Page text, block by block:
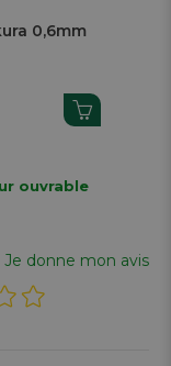
0,6mm
ouvrable
Je donne mon avis